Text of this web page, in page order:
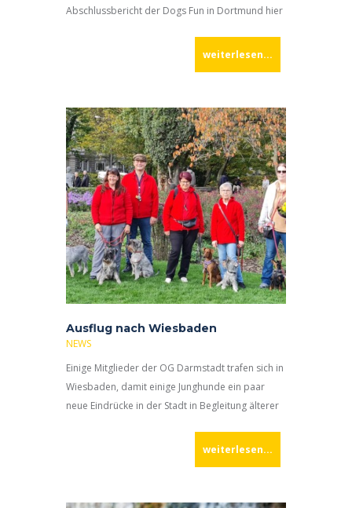
Abschlussbericht der Dogs Fun in Dortmund hier
weiterlesen...
Ausflug nach Wiesbaden
NEWS
Einige Mitglieder der OG Darmstadt trafen sich in
Wiesbaden, damit einige Junghunde ein paar
neue Eindrücke in der Stadt in Begleitung älterer
weiterlesen...